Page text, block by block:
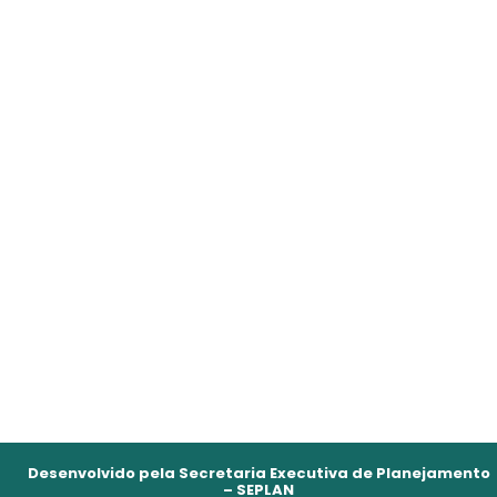
Desenvolvido pela Secretaria Executiva de Planejamento
– SEPLAN